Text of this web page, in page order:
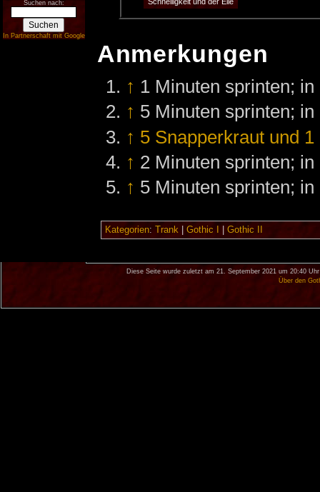
Suchen nach:
In Partnerschaft mit Google
Anmerkungen
↑ 1 Minuten sprinten; in
↑ 5 Minuten sprinten; in
↑ 5 Snapperkraut und
↑ 2 Minuten sprinten; in
↑ 5 Minuten sprinten; in
Kategorien: Trank| Gothic I Gothic II
Diese Seite wurde zuletzt am 21. September 2021 um 20:40
Über den